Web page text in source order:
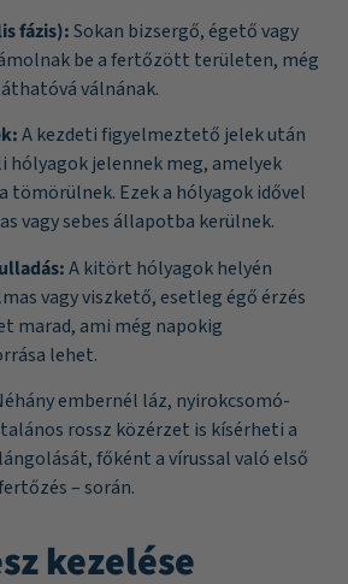
fázis):Sokan bizsergő, égető vagy
be a fertőzött területen, még
válnának.
A kezdeti figyelmeztető jelek után
hólyagok jelennek meg, amelyek
tömörülnek. Ezek a hólyagok idővel
vagy sebes állapotba kerülnek.
A kitört hólyagok helyén
vagy viszkető, esetleg égő érzés
ami még napokig
lehet.
embernél láz, nyirokcsomó-
rossz közérzet is kísérheti a
főként a vírussal való első
– során.
kezelése